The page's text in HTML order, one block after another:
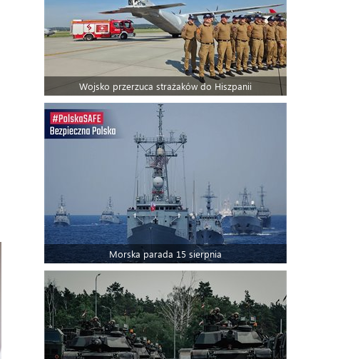
Wojsko przerzuca strażaków do Hiszpanii
Morska parada 15 sierpnia